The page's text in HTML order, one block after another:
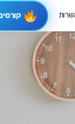
פיקוח תורני